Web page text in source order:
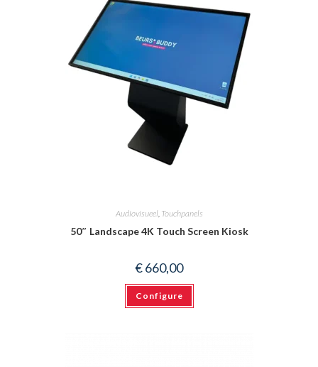
Audiovisueel, Touchpanels
50″ Landscape 4K Touch Screen Kiosk
€660,00
Configure